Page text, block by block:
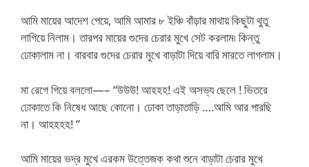
আমি মায়ের আদেশ পেয়ে, আমি আমার ৮ ইঞ্চি বাঁড়ার মাথায় কিছুটা থুতু
লাগিয়ে নিলাম। তারপর মায়ের গুদের চেরার মুখে সেট করলাম৷ কিন্তু
ঢোকালাম না। বারবার গুদের চেরার মুখে বাড়াটা দিয়ে বারি মারতে লাগলাম।
মা রেগে গিয়ে বললো—– “উউউ! আহহহ! এই অসভ্য ছেলে ! ভিতরে
ঢোকাতে কি নিষেধ আছে কোনো। ঢোকা তাড়াতাড়ি ….আমি আর পারছি
না। আহহহহ! ”
আমি মায়ের ভদ্র মুখে এরকম উত্তেজক কথা শুনে বাড়াটা চেরার মুখে